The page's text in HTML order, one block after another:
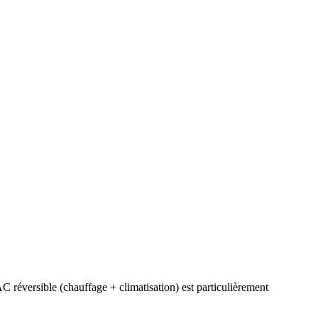
réversible (chauffage + climatisation) est particulièrement